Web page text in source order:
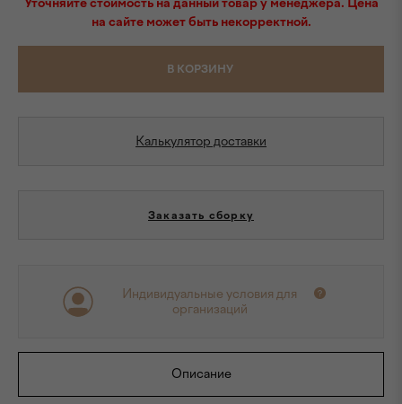
Уточняйте стоимость на данный товар у менеджера. Цена
на сайте может быть некорректной.
В КОРЗИНУ
Калькулятор доставки
Заказать сборку
Индивидуальные условия для
организаций
Описание